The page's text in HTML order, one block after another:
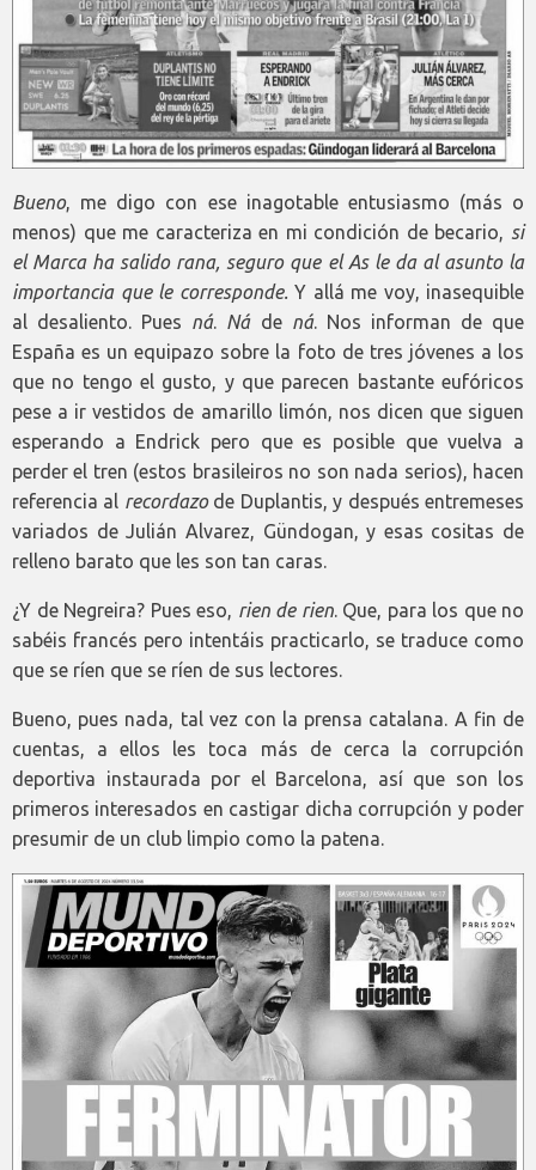
Bueno, me digo con ese inagotable entusiasmo (más o
menos) que me caracteriza en mi condición de becario, si
el Marca ha salido rana, seguro que el As le da al asunto la
importancia que le corresponde. Y allá me voy, inasequible
al desaliento. Pues ná. Náde ná. Nos informan de que
España es un equipazo sobre la foto de tres jóvenes a los
que no tengo el gusto, y que parecen bastante eufóricos
pese a ir vestidos de amarillo limón, nos dicen que siguen
esperando a Endrick pero que es posible que vuelva a
perder el tren (estos brasileiros no son nada serios), hacen
referencia al recordazode Duplantis, y después entremeses
variados de Julián Alvarez, Gündogan, y esas cositas de
relleno barato que les son tan caras.
¿Y de Negreira? Pues eso, rien de rien. Que, para los que no
sabéis francés pero intentáis practicarlo, se traduce como
que se ríen que se ríen de sus lectores.
Bueno, pues nada, tal vez con la prensa catalana. A fin de
cuentas, a ellos les toca más de cerca la corrupción
deportiva instaurada por el Barcelona, así que son los
primeros interesados en castigar dicha corrupción y poder
presumir de un club limpio como la patena.